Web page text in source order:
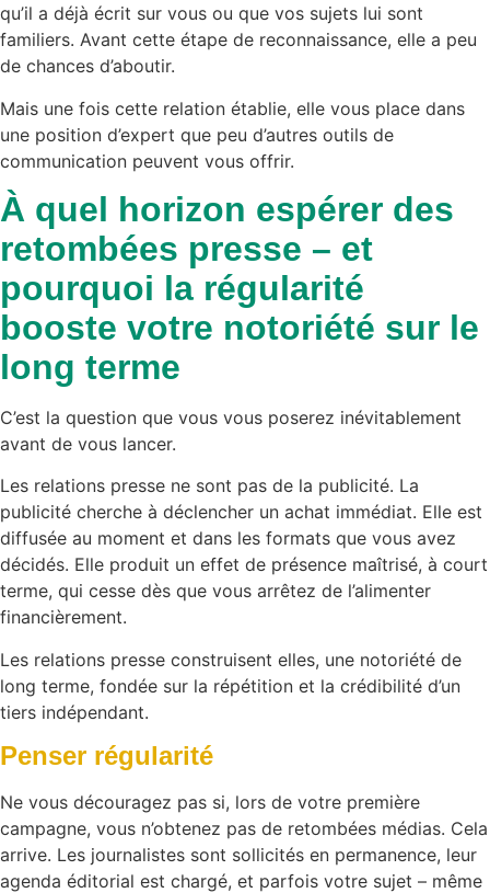
qu’il a déjà écrit sur vous ou que vos sujets lui sont
familiers. Avant cette étape de reconnaissance, elle a peu
de chances d’aboutir.
Mais une fois cette relation établie, elle vous place dans
une position d’expert que peu d’autres outils de
communication peuvent vous offrir.
À quel horizon espérer des
retombées presse – et
pourquoi la régularité
booste votre notoriété sur le
long terme
C’est la question que vous vous poserez inévitablement
avant de vous lancer.
Les relations presse ne sont pas de la publicité. La
publicité cherche à déclencher un achat immédiat. Elle est
diffusée au moment et dans les formats que vous avez
décidés. Elle produit un effet de présence maîtrisé, à court
terme, qui cesse dès que vous arrêtez de l’alimenter
financièrement.
Les relations presse construisent elles, une notoriété de
long terme, fondée sur la répétition et la crédibilité d’un
tiers indépendant.
Penser régularité
Ne vous découragez pas si, lors de votre première
campagne, vous n’obtenez pas de retombées médias. Cela
arrive. Les journalistes sont sollicités en permanence, leur
agenda éditorial est chargé, et parfois votre sujet – même